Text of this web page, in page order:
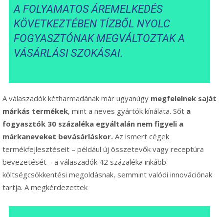
A FOLYAMATOS ÁREMELKEDÉS
KÖVETKEZTÉBEN TÍZBŐL NYOLC
FOGYASZTÓNAK MEGVÁLTOZTAK A
VÁSÁRLÁSI SZOKÁSAI.
A válaszadók kétharmadának már ugyanúgy megfelelnek saját
márkás termékek, mint a neves gyártók kínálata. Sőt a
fogyasztók 30 százaléka egyáltalán nem figyeli a
márkaneveket bevásárláskor. Az ismert cégek
termékfejlesztéseit – például új összetevők vagy receptúra
bevezetését – a válaszadók 42 százaléka inkább
költségcsökkentési megoldásnak, semmint valódi innovációnak
tartja. A megkérdezettek